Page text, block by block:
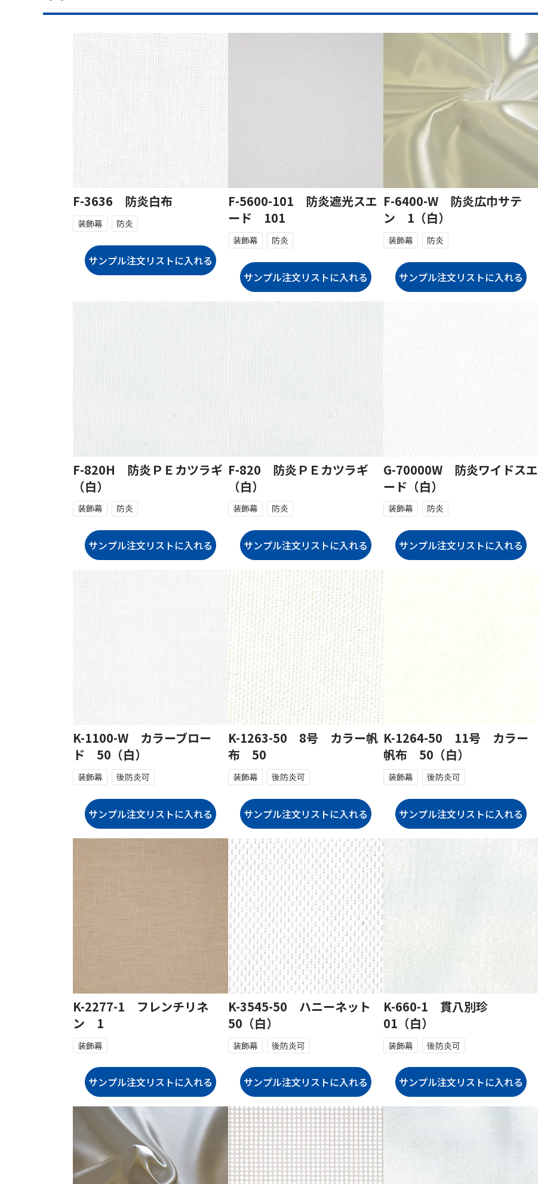
F-3636 防炎白布
装飾幕 防炎
F-5600-101 防炎遮光スエ
ード 101
装飾幕 防炎
F-6400-W 防炎広巾サテ
ン 1（白）
装飾幕 防炎
F-820H 防炎ＰＥカツラギ
（白）
装飾幕 防炎
F-820 防炎ＰＥカツラギ
（白）
装飾幕 防炎
G-70000W 防炎ワイドスエ
ード（白）
装飾幕 防炎
K-1100-W カラーブロー
ド 50（白）
装飾幕 後防炎可
K-1263-50 8号 カラー帆
布 50
装飾幕 後防炎可
K-1264-50 11号 カラー
帆布 50（白）
装飾幕 後防炎可
K-2277-1 フレンチリネ
ン 1
装飾幕
K-3545-50 ハニーネット
50（白）
装飾幕 後防炎可
K-660-1 貫八別珍
01（白）
装飾幕 後防炎可